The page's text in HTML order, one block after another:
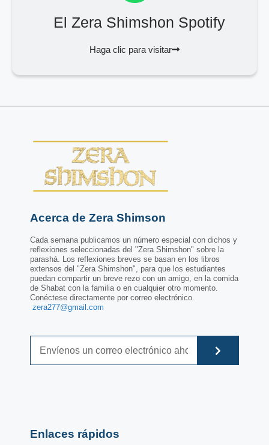
El Zera Shimshon Spotify
Haga clic para visitar
Acerca de Zera Shimson
Cada semana publicamos un número especial con dichos y
reflexiones seleccionadas del "Zera Shimshon" sobre la
parashá. Los reflexiones breves se basan en los libros
extensos del "Zera Shimshon", para que los estudiantes
puedan compartir un breve rezo con un amigo, en la comida
de Shabat con la familia o en cualquier otro momento.
Conéctese directamente por correo electrónico.
zera277@gmail.com
Enlaces rápidos